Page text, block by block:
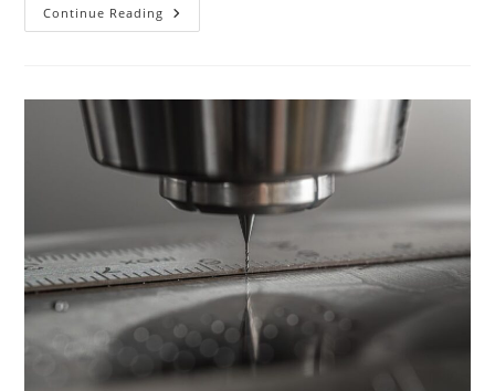
Continue Reading Menguasai
Dunia
Teknik